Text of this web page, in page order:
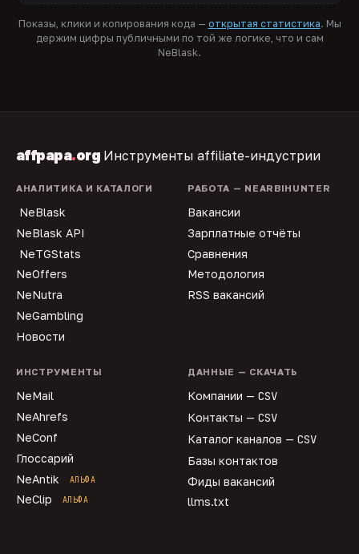
Показы, клики и копирования кода — открытая статистика. Мы
держим цифры публичными по той же логике, что и сам
NeBlask.
affpapa.org Инструменты affiliate-индустрии
АНАЛИТИКА И КАТАЛОГИ
NeBlask
NeBlask API
NeTGStats
NeOffers
NeNutra
NeGambling
Новости
РАБОТА — NEARBIHUNTER
Вакансии
Зарплатные отчёты
Сравнения
Методология
RSS вакансий
ИНСТРУМЕНТЫ
NeMail
NeAhrefs
NeConf
Глоссарий
NeAntik
АЛЬФА
NeClip АЛЬФА
ДАННЫЕ — СКАЧАТЬ
Компании — CSV
Контакты — CSV
Каталог каналов — CSV
Базы контактов
Фиды вакансий
llms.txt